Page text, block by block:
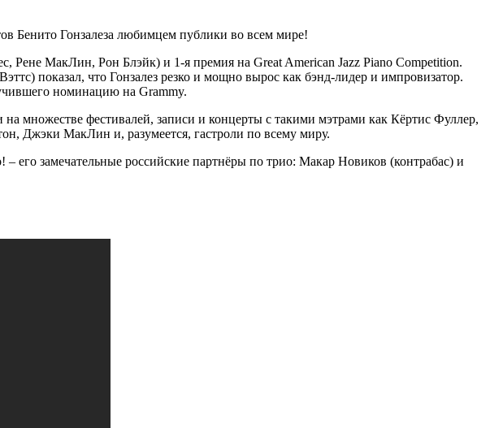
Бенито Гонзалеза любимцем публики во всем мире!
МакЛин, Рон Блэйк) и 1-я премия на Great American Jazz Piano Competition.
показал, что Гонзалез резко и мощно вырос как бэнд-лидер и импровизатор.
номинацию на Grammy.
множестве фестивалей, записи и концерты с такими мэтрами как Кёртис Фуллер,
Джэки МакЛин и, разумеется, гастроли по всему миру.
его замечательные российские партнёры по трио: Макар Новиков (контрабас) и